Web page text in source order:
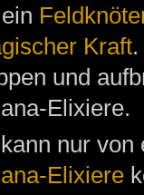
Kraft.
und
Elixiere.
nur
Elixiere